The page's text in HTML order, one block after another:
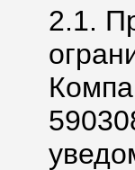
2.1.